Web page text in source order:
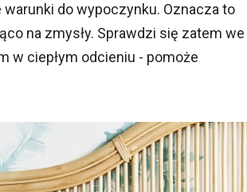
do wypoczynku. Oznacza to
na zmysły. Sprawdzi się zatem we
w ciepłym odcieniu - pomoże